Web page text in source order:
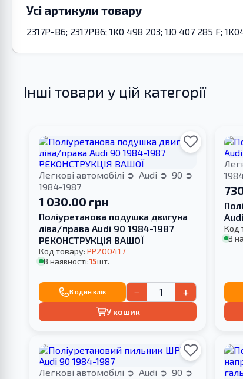
Усі артикули товару
2317P-B6; 2317PB6; 1K0 498 203; 1J0 407 285 F;
Інші товари у цій категорії
Легкові автомобілі Audi
90
1984-1987
1 030.00 грн
Поліуретанова подушка двигуна
ліва/права Audi 90 1984-1987
РЕКОНСТРУКЦІЯ ВАШОЇ
Код товару:PP200417
В наявності:15шт.
В один клік − +
У кошик
Код
В
Легкові автомобілі Audi
90